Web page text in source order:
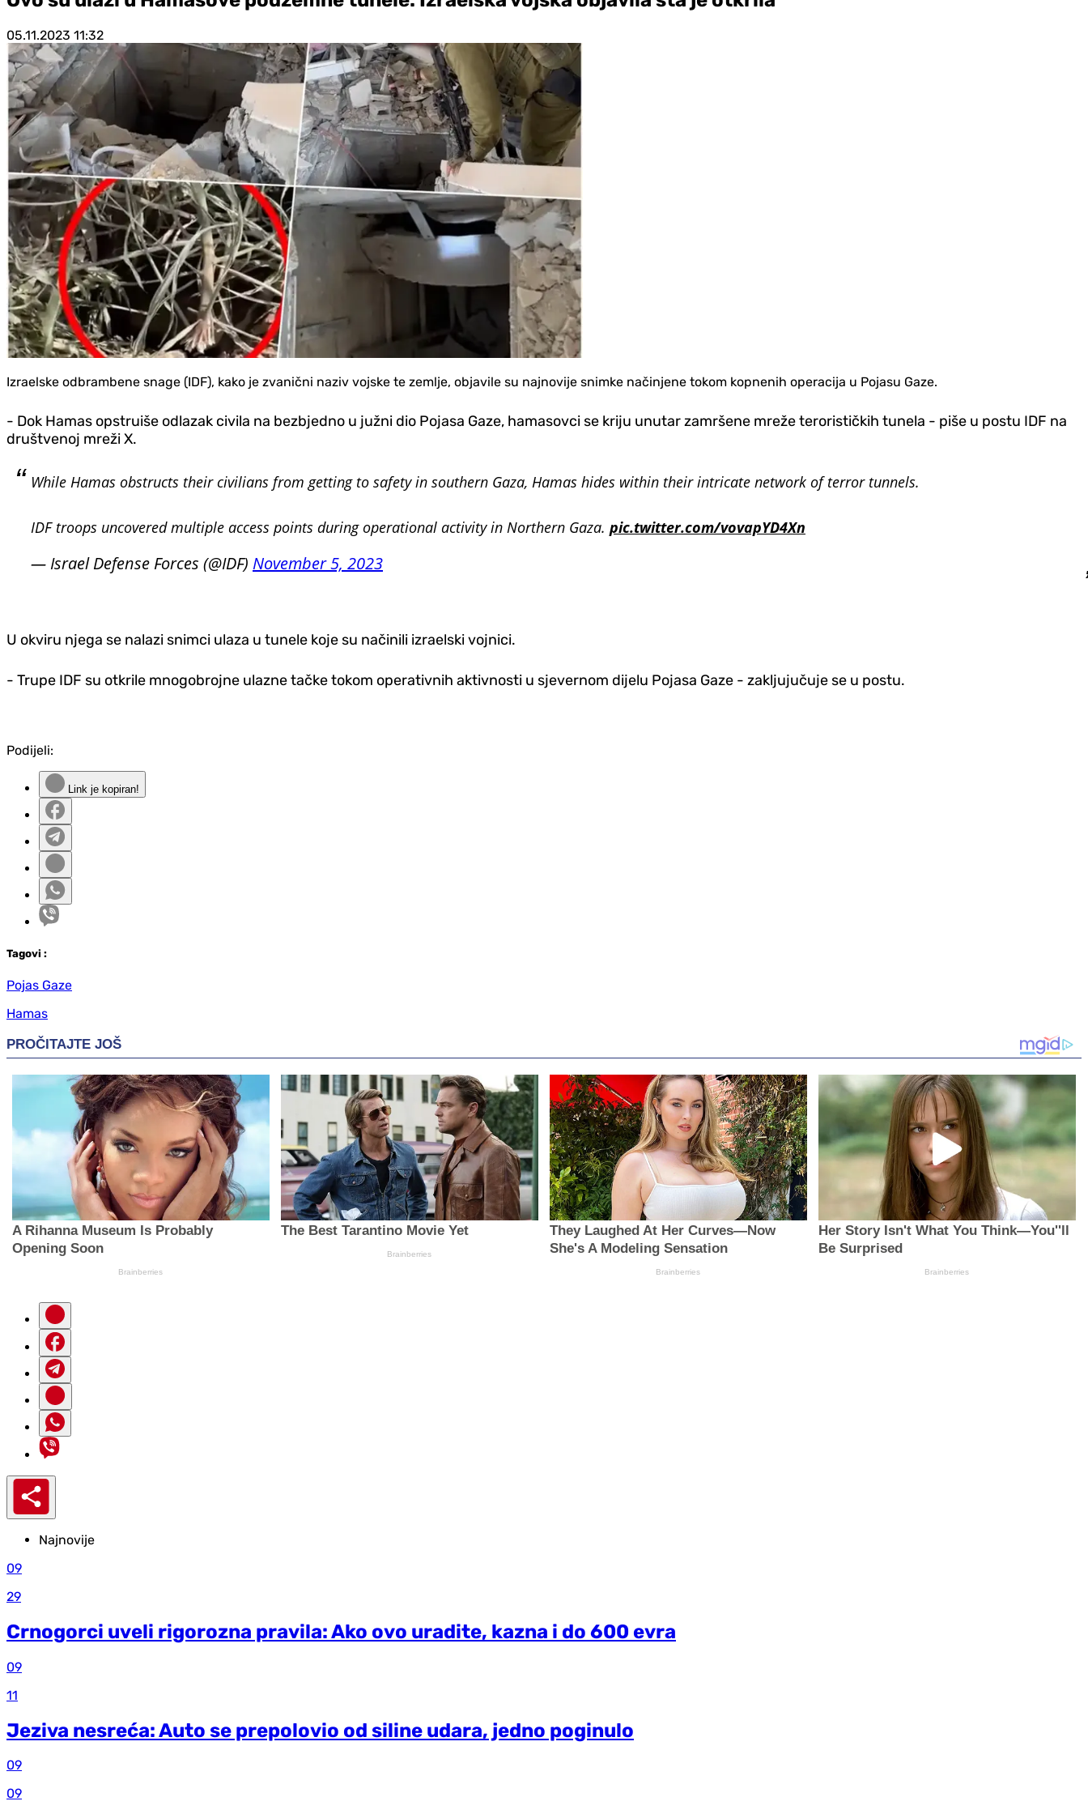
05.11.2023 11:32
Izraelske odbrambene snage (IDF), kako je zvanični naziv vojske te zemlje, objavile su najnovije snimke načinjene tokom kopnenih operacija u Pojasu Gaze.
- Dok Hamas opstruiše odlazak civila na bezbjedno u južni dio Pojasa Gaze, hamasovci se kriju unutar zamršene mreže terorističkih tunela - piše u postu IDF na
društvenoj mreži X.
While Hamas obstructs their civilians from getting to safety in southern Gaza, Hamas hides within their intricate network of terror tunnels.
IDF troops uncovered multiple access points during operational activity in Northern Gaza. pic.twitter.com/vovapYD4Xn
— Israel Defense Forces (@IDF) November 5, 2023
U okviru njega se nalazi snimci ulaza u tunele koje su načinili izraelski vojnici.
- Trupe IDF su otkrile mnogobrojne ulazne tačke tokom operativnih aktivnosti u sjevernom dijelu Pojasa Gaze - zakljujučuje se u postu.
Podijeli:
Link je kopiran!
Tagovi :
Pojas Gaze
Hamas
Najnovije
09
29
Crnogorci uveli rigorozna pravila: Ako ovo uradite, kazna i do 600 evra
09
11
Jeziva nesreća: Auto se prepolovio od siline udara, jedno poginulo
09
09